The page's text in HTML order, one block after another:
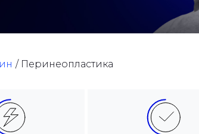
Перинеопластика